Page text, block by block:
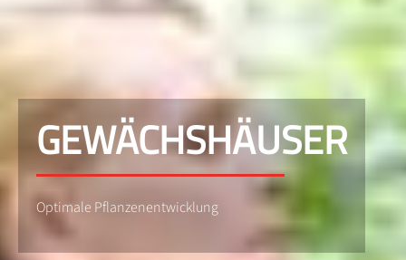
GEWÄCHSHÄUSER
Optimale Pflanzenentwicklung